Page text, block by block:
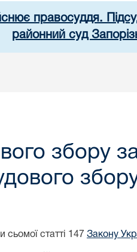
правосуддя.
районний суд
збору
сьомої статті 147 Закону